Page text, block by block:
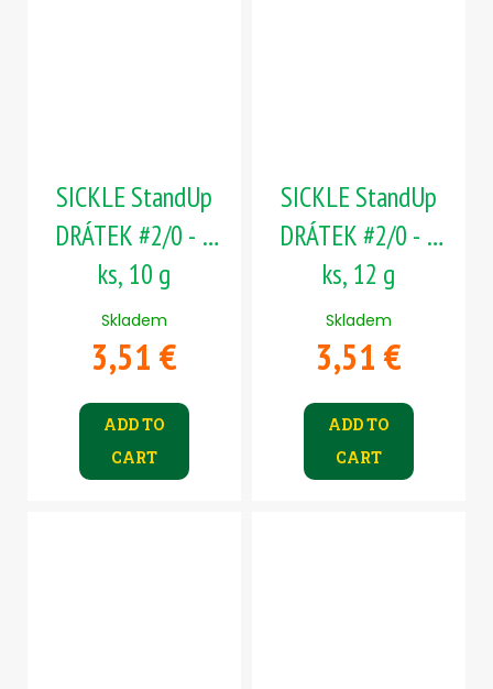
SICKLE StandUp
DRÁTEK #2/0 - 5
ks, 10 g
Skladem
3,51 €
ADD TO
CART
SICKLE StandUp
DRÁTEK #2/0 - 5
ks, 12 g
Skladem
3,51 €
ADD TO
CART